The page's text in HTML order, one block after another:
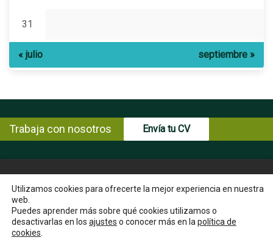
31
« julio septiembre »
Trabaja con nosotros Envía tu CV
© Copyright ENCE 2026 MAPA WEB
AVISO LEGAL
INSTRUCCIONES PARA EL EJERCICIO DE DERECHOS DEL
INTERESADO
Utilizamos cookies para ofrecerte la mejor experiencia en nuestra
web.
Puedes aprender más sobre qué cookies utilizamos o
desactivarlas en los ajustes o conocer más en la política de
cookies